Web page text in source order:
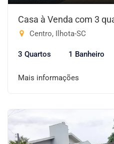
Casa à Venda com 3
Centro, Ilhota-SC
3 Quartos 1 Banheiro
Mais informações